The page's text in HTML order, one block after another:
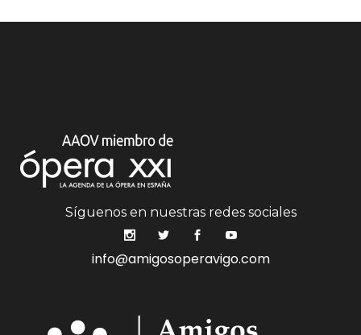
Síguenos en nuestras redes sociales
info@amigosoperavigo.com